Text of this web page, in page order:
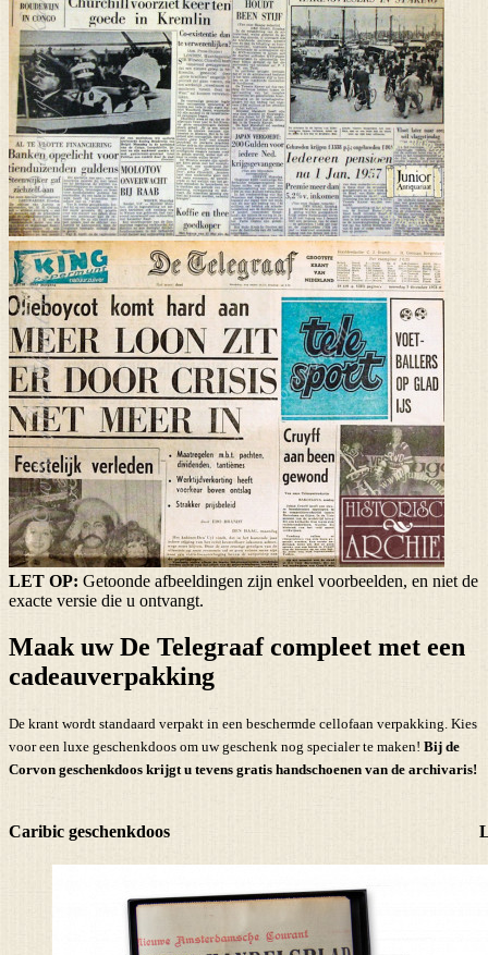
LET OP: Getoonde afbeeldingen zijn enkel voorbeelden, en niet de
exacte versie die u ontvangt.
Maak uw De Telegraaf compleet met een
cadeauverpakking
De krant wordt standaard verpakt in een beschermde cellofaan verpakking. Kies
voor een luxe geschenkdoos om uw geschenk nog specialer te maken! Bij de
Corvon geschenkdoos krijgt u tevens gratis handschoenen van de archivaris!
Caribic geschenkdoos